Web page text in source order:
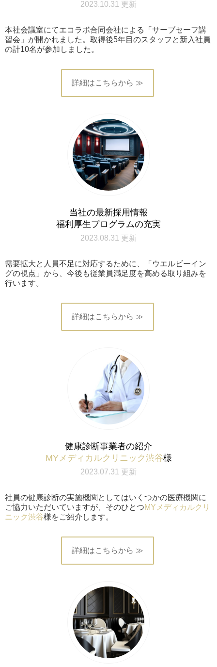
2023.10.31 更新
本社会議室にてエコラボ合同会社による「サーブセーフ講
習会」が開かれました。取得後5年目のスタッフと新入社員
の計10名が参加しました。
詳細はこちらから ≫
当社の最新採用情報
福利厚生プログラムの充実
2023.08.31 更新
需要拡大と人員不足に対応するために、「ウエルビーイン
グの視点」から、今後も従業員満足度を高める取り組みを
行います。
詳細はこちらから ≫
健康診断事業者の紹介
MYメディカルクリニック渋谷様
2023.07.31 更新
社員の健康診断の実施機関としてはいくつかの医療機関に
ご協力いただいていますが、そのひとつMYメディカルクリ
ニック渋谷様をご紹介します。
詳細はこちらから ≫